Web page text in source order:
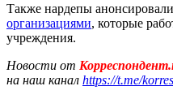
Также нардепы анонсировали
организациями, которые
учреждения.
Новости от
на наш канал https://t.me/